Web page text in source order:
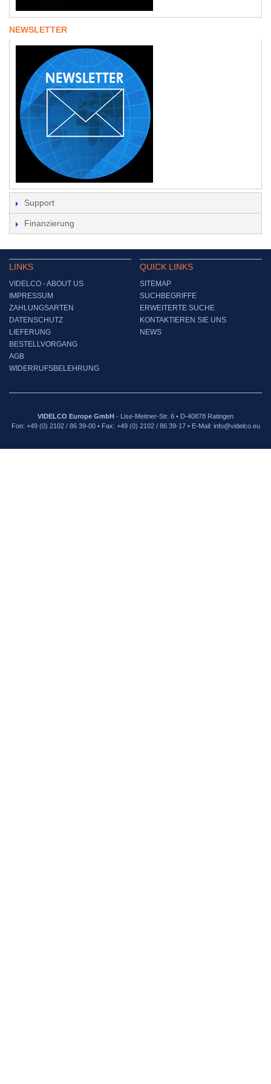
NEWSLETTER
Support
Finanzierung
LINKS
VIDELCO - ABOUT US
IMPRESSUM
ZAHLUNGSARTEN
DATENSCHUTZ
LIEFERUNG
BESTELLVORGANG
AGB
WIDERRUFSBELEHRUNG
QUICK LINKS
SITEMAP
SUCHBEGRIFFE
ERWEITERTE SUCHE
KONTAKTIEREN SIE UNS
NEWS
VIDELCO Europe GmbH - Lise-Meitner-Str. 6 • D-40878 Ratingen
Fon: +49 (0) 2102 / 86 39-00 • Fax: +49 (0) 2102 / 86 39-17 • E-Mail: info@videlco.eu